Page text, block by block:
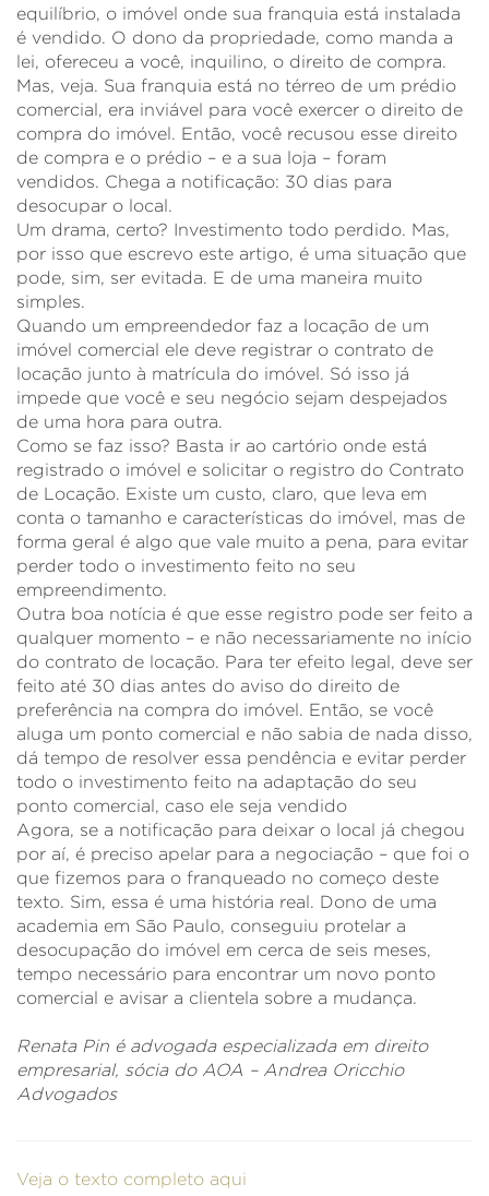
equilíbrio, o imóvel onde sua franquia está instalada
é vendido. O dono da propriedade, como manda a
lei, ofereceu a você, inquilino, o direito de compra.
Mas, veja. Sua franquia está no térreo de um prédio
comercial, era inviável para você exercer o direito de
compra do imóvel. Então, você recusou esse direito
de compra e o prédio – e a sua loja – foram
vendidos. Chega a notificação: 30 dias para
desocupar o local.
Um drama, certo? Investimento todo perdido. Mas,
por isso que escrevo este artigo, é uma situação que
pode, sim, ser evitada. E de uma maneira muito
simples.
Quando um empreendedor faz a locação de um
imóvel comercial ele deve registrar o contrato de
locação junto à matrícula do imóvel. Só isso já
impede que você e seu negócio sejam despejados
de uma hora para outra.
Como se faz isso? Basta ir ao cartório onde está
registrado o imóvel e solicitar o registro do Contrato
de Locação. Existe um custo, claro, que leva em
conta o tamanho e características do imóvel, mas de
forma geral é algo que vale muito a pena, para evitar
perder todo o investimento feito no seu
empreendimento.
Outra boa notícia é que esse registro pode ser feito a
qualquer momento – e não necessariamente no início
do contrato de locação. Para ter efeito legal, deve ser
feito até 30 dias antes do aviso do direito de
preferência na compra do imóvel. Então, se você
aluga um ponto comercial e não sabia de nada disso,
dá tempo de resolver essa pendência e evitar perder
todo o investimento feito na adaptação do seu
ponto comercial, caso ele seja vendido
Agora, se a notificação para deixar o local já chegou
por aí, é preciso apelar para a negociação – que foi o
que fizemos para o franqueado no começo deste
texto. Sim, essa é uma história real. Dono de uma
academia em São Paulo, conseguiu protelar a
desocupação do imóvel em cerca de seis meses,
tempo necessário para encontrar um novo ponto
comercial e avisar a clientela sobre a mudança.
Renata Pin é advogada especializada em direito
empresarial, sócia do AOA – Andrea Oricchio
Advogados
Veja o texto completo aqui